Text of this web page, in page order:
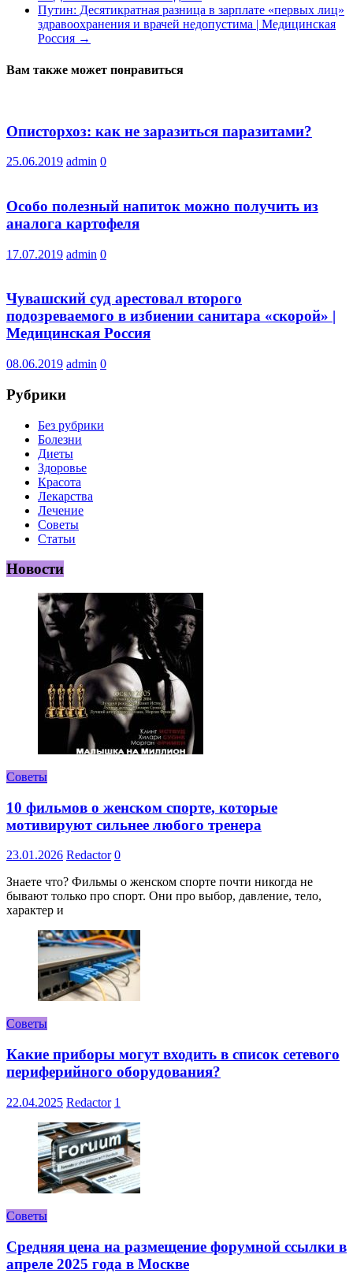
Путин: Десятикратная разница в зарплате «первых лиц»
здравоохранения и врачей недопустима | Медицинская
Россия →
Вам также может понравиться
Описторхоз: как не заразиться паразитами?
25.06.2019 admin 0
Особо полезный напиток можно получить из
аналога картофеля
17.07.2019 admin 0
Чувашский суд арестовал второго
подозреваемого в избиении санитара «скорой» |
Медицинская Россия
08.06.2019 admin 0
Рубрики
Без рубрики
Болезни
Диеты
Здоровье
Красота
Лекарства
Лечение
Советы
Статьи
Новости
Советы
10 фильмов о женском спорте, которые
мотивируют сильнее любого тренера
23.01.2026 Redactor 0
Знаете что? Фильмы о женском спорте почти никогда не
бывают только про спорт. Они про выбор, давление, тело,
характер и
Советы
Какие приборы могут входить в список сетевого
периферийного оборудования?
22.04.2025 Redactor 1
Советы
Средняя цена на размещение форумной ссылки в
апреле 2025 года в Москве